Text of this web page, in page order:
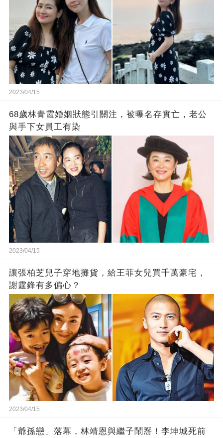
2023/04/15
68歲林青霞婚姻狀態引關注，被曝名存實亡，老公
與手下女員工有染
2023/04/15
讓張柏芝兒子穿地攤貨，給王菲女兒買千萬豪宅，
謝霆鋒有多偏心？
2023/04/15
「爺孫戀」落幕，林靖恩與繼子鬧掰！李坤城死前